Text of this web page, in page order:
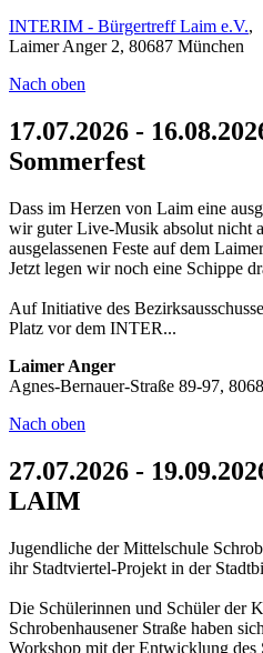
INTERIM - Bürgertreff Laim e.V.,
Laimer Anger 2, 80687 München
Nach oben
17.07.2026 -
Sommerfest
Dass im Herzen von Laim eine
wir guter Live-Musik absolut nicht
ausgelassenen Feste auf dem
Jetzt legen wir noch eine Schippe
Auf Initiative des
Platz vor dem INTER...
Laimer Anger
Agnes-Bernauer-Straße 89-97,
Nach oben
27.07.2026 -
LAIM
Jugendliche der Mittelschule
ihr Stadtviertel-Projekt in der
Die Schülerinnen und Schüler der
Schrobenhausener Straße haben
Workshop mit der Entwicklung des